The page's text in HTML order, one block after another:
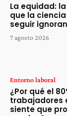
La equidad:
que la
seguir
7 agosto 2026
Entorno laboral
¿Por qué el
trabajadores
siente que